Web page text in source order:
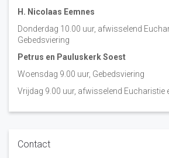
H. Nicolaas Eemnes
Donderdag 10.00 uur, afwisselend
Gebedsviering
Petrus en Pauluskerk Soest
Woensdag 9.00 uur, Gebedsviering
Vrijdag 9.00 uur, afwisselend Eucharistie
Contact